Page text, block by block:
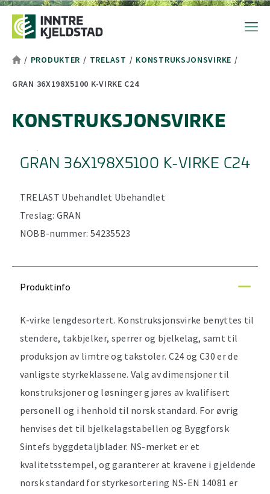
Hopp til toppområde
Hopp til hovedinnhold
Hopp til bunnområde
Tekststørrelsetips
PC: Press ned CTRL og klikk på + (pluss) for å forstørre eller
MAC: Press ned CMD og klikk på + (pluss) for å forstørre eller
/ PRODUKTER / TRELAST / KONSTRUKSJONSVIRKE /
GRAN 36X198X5100 K-VIRKE C24
KONSTRUKSJONSVIRKE
GRAN 36X198X5100 K-VIRKE C24
TRELAST Ubehandlet Ubehandlet
Treslag: GRAN
NOBB-nummer: 54235523
Produktinfo
K-virke lengdesortert. Konstruksjonsvirke benyttes til
stendere, takbjelker, sperrer og bjelkelag, samt til
produksjon av limtre og takstoler. C24 og C30 er de
vanligste styrkeklassene. Valg av dimensjoner til
konstruksjoner og løsninger gjøres av kvalifisert
personell og i henhold til norsk standard. For øvrig
henvises det til bjelkelagstabellen og Byggforsk
Sintefs byggdetaljblader. NS-merket er et
kvalitetsstempel, og garanterer at kravene i gjeldende
norsk standard for styrkesortering NS-EN 14081 er